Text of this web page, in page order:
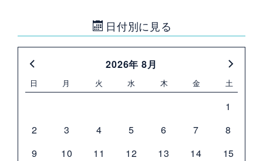
日付別に見る
2026年 8月
日 月 火 水 木 金 土
1
2
3 4 5 6 7
8
9
10 11 12 13 14
15